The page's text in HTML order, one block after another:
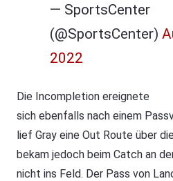
— SportsCenter
(@SportsCenter)
2022
Die Incompletion ereignete
sich ebenfalls nach einem
lief Gray eine Out Route über
bekam jedoch beim Catch an
nicht ins Feld. Der Pass von